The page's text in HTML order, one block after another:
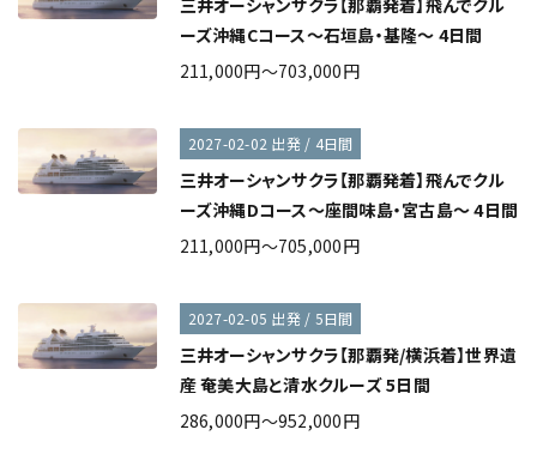
ーズ沖縄Cコース～石垣島・基隆～ 4日間
211,000円～703,000円
2027-02-02 出発 / 4日間
三井オーシャンサクラ【那覇発着】飛んでクル
ーズ沖縄Dコース～座間味島・宮古島～ 4日間
211,000円～705,000円
2027-02-05 出発 / 5日間
三井オーシャンサクラ【那覇発/横浜着】世界遺
産 奄美大島と清水クルーズ 5日間
286,000円～952,000円